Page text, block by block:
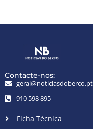
Contacte-nos:
geral@noticiasdoberco.pt
910 598 895
Ficha Técnica